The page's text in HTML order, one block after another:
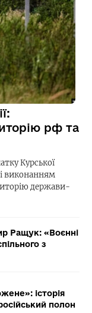
рф та
Курської
виконанням
держави-
Ращук: «Воєнні
з
історія
полон